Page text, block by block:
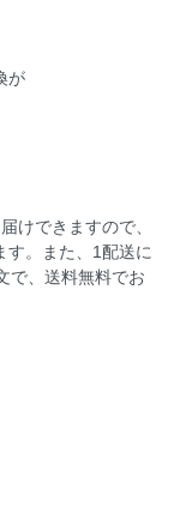
が
けできますので、
す。また、1配送に
で、送料無料でお